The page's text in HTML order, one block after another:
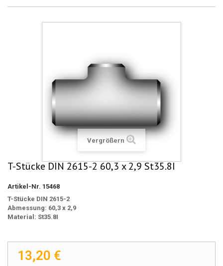
Vergrößern
T-Stücke DIN 2615-2 60,3 x 2,9 St35.8I
Artikel-Nr. 15468
T-Stücke DIN 2615-2
Abmessung: 60,3 x 2,9
Material: St35.8I
13,20 €